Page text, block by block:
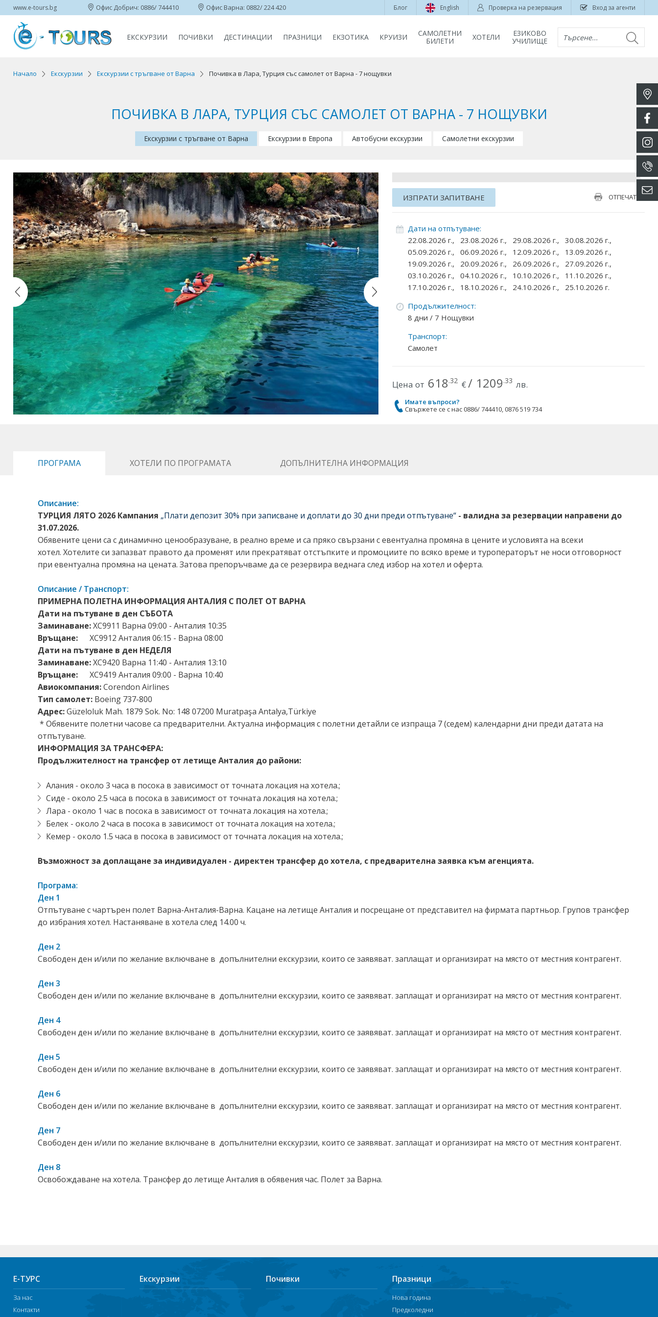
www.e-tours.bg Офис Добрич: 0886/ 744410 Офис Варна: 0882/ 224 420 Блог English Проверка на резервация Вход за агенти
ЕКСКУРЗИИ ПОЧИВКИ ДЕСТИНАЦИИ ПРАЗНИЦИ ЕКЗОТИКА КРУИЗИ
САМОЛЕТНИ
БИЛЕТИ
ХОТЕЛИ
ЕЗИКОВО
УЧИЛИЩЕ
Търсене...
Начало Екскурзии Екскурзии с тръгване от Варна Почивка в Лара, Турция със самолет от Варна - 7 нощувки
ПОЧИВКА В ЛАРА, ТУРЦИЯ СЪС САМОЛЕТ ОТ ВАРНА - 7 НОЩУВКИ
Екскурзии с тръгване от Варна Екскурзии в Европа Автобусни екскурзии Самолетни екскурзии
ИЗПРАТИ ЗАПИТВАНЕ ОТПЕЧАТАЙ
Дати на отпътуване:
22.08.2026 г., 23.08.2026 г., 29.08.2026 г.,30.08.2026 г.,
05.09.2026 г.,06.09.2026 г., 12.09.2026 г., 13.09.2026 г.,
19.09.2026 г., 20.09.2026 г., 26.09.2026 г., 27.09.2026 г.,
03.10.2026 г.,04.10.2026 г., 10.10.2026 г., 11.10.2026 г.,
17.10.2026 г., 18.10.2026 г., 24.10.2026 г., 25.10.2026 г.
Продължителност:
8 дни / 7 Нощувки
Транспорт:
Самолет
Цена от 618.32 €/ 1209.33 лв.
Имате въпроси?
Свържете се с нас 0886/ 744410, 0876 519 734
ПРОГРАМА ХОТЕЛИ ПО ПРОГРАМАТА ДОПЪЛНИТЕЛНА ИНФОРМАЦИЯ
Описание:
ТУРЦИЯ ЛЯТО 2026 Кампания „Плати депозит 30% при записване и доплати до 30 дни преди отпътуване“ - валидна за резервации направени до
31.07.2026.
Обявените цени са с динамично ценообразуване, в реално време и са пряко свързани с евентуална промяна в цените и условията на всеки
хотел. Хотелите си запазват правото да променят или прекратяват отстъпките и промоциите по всяко време и туроператорът не носи отговорност
при евентуална промяна на цената. Затова препоръчваме да се резервира веднага след избор на хотел и оферта.
Описание / Транспорт:
ПРИМЕРНА ПОЛЕТНА ИНФОРМАЦИЯ АНТАЛИЯ С ПОЛЕТ ОТ ВАРНА
Дати на пътуване в ден СЪБОТА
Заминаване:XC9911 Варна 09:00 - Анталия 10:35
Връщане:
XC9912 Анталия 06:15 - Варна 08:00
Дати на пътуване в ден НЕДЕЛЯ
Заминаване:XC9420 Варна 11:40 - Анталия 13:10
Връщане:
XC9419 Анталия 09:00 - Варна 10:40
Авиокомпания:Corendon Airlines
Тип самолет: Boeing 737-800
Адрес:Güzeloluk Mah. 1879 Sok. No: 148 07200 Muratpaşa Antalya,Türkiye
* Обявените полетни часове са предварителни. Актуална информация с полетни детайли се изпраща 7 (седем) календарни дни преди датата на
отпътуване.
ИНФОРМАЦИЯ ЗА ТРАНСФЕРА:
Продължителност на трансфер от летище Анталия до райони:
Алания - около 3 часа в посока в зависимост от точната локация на хотела.;
Сиде - около 2.5 часа в посока в зависимост от точната локация на хотела.;
Лара - около 1 час в посока в зависимост от точната локация на хотела.;
Белек - около 2 часа в посока в зависимост от точната локация на хотела.;
Кемер - около 1.5 часа в посока в зависимост от точната локация на хотела.;
Възможност за доплащане за индивидуален - директен трансфер до хотела, с предварителна заявка към агенцията.
Програма:
Ден 1
Отпътуване с чартърен полет Варна-Анталия-Варна. Кацане на летище Анталия и посрещане от представител на фирмата партньор. Групов трансфер
до избрания хотел. Настаняване в хотела след 14.00 ч.
Ден 2
Свободен ден и/или по желание включване в допълнителни екскурзии, които се заявяват. заплащат и организират на място от местния контрагент.
Ден 3
Свободен ден и/или по желание включване в допълнителни екскурзии, които се заявяват. заплащат и организират на място от местния контрагент.
Ден 4
Свободен ден и/или по желание включване в допълнителни екскурзии, които се заявяват. заплащат и организират на място от местния контрагент.
Ден 5
Свободен ден и/или по желание включване в допълнителни екскурзии, които се заявяват. заплащат и организират на място от местния контрагент.
Ден 6
Свободен ден и/или по желание включване в допълнителни екскурзии, които се заявяват. заплащат и организират на място от местния контрагент.
Ден 7
Свободен ден и/или по желание включване в допълнителни екскурзии, които се заявяват. заплащат и организират на място от местния контрагент.
Ден 8
Освобождаване на хотела. Трансфер до летище Анталия в обявения час. Полет за Варна.
Е-ТУРС
За нас
Контакти
Екскурзии Почивки Празници
Нова година
Предколедни